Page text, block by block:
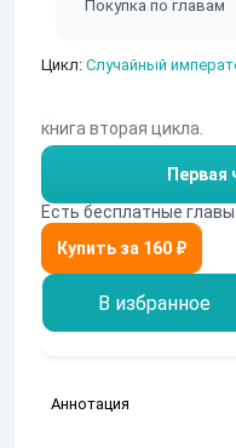
Покупка по главам
Цикл: Случайный
книга вторая цикла.
Первая
Есть бесплатные главы
В избранное
Аннотация